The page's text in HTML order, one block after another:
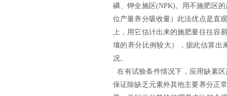
磷、钾全施区(NPK)。用不施肥区
位产量养分吸收量） 此法优点是直
上，用它估计出来的施肥量往往容
壤的养分比例较大），据此估算出
况。
在有试验条件情况下，应用缺素
保证除缺乏元素外其他主要养分正